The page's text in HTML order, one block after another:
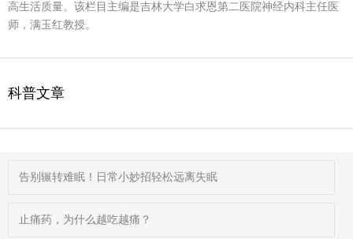
高生活质量。该栏目主编是吉林大学白求恩第二医院神经内科主任医
师，满玉红教授。
科普文章
告别辗转难眠！日常小妙招轻松远离失眠
止痛药，为什么越吃越痛？